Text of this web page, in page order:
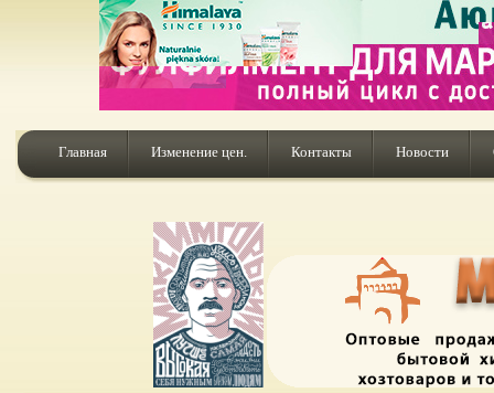
Главная Изменение цен. Контакты Новости